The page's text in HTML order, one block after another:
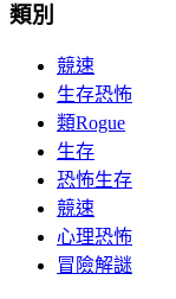
類別
競速
生存恐怖
類Rogue
生存
恐怖生存
競速
心理恐怖
冒險解謎